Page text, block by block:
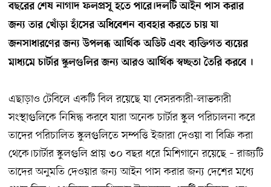
বছরের শেষ নাগাদ ফলপ্রসূ হতে পারে।দলটি আইন পাস করার
জন্য তার খোঁড়া হাঁসের অধিবেশন ব্যবহার করতে চায় যা
জনসাধারণের জন্য উপলব্ধ আর্থিক অডিট এবং ব্যক্তিগত ব্যয়ের
মাধ্যমে চার্টার স্কুলগুলির জন্য আরও আর্থিক স্বচ্ছতা তৈরি করবে ।
এছাড়াও টেবিলে একটি বিল রয়েছে যা বেসরকারী-লাভকারী
সংস্থাগুলিকে নিষিদ্ধ করবে যারা অনেক চার্টার স্কুল পরিচালনা করে
তাদের পরিচালিত স্কুলগুলিতে সম্পত্তি ইজারা দেওয়া বা বিক্রি করা
থেকে।চার্টার স্কুলগুলি প্রায় ৩০ বছর ধরে মিশিগানে রয়েছে – রাজ্যটি
তাদের অনুমতি দেওয়ার জন্য আইন পাস করার জন্য দেশের মধ্যে